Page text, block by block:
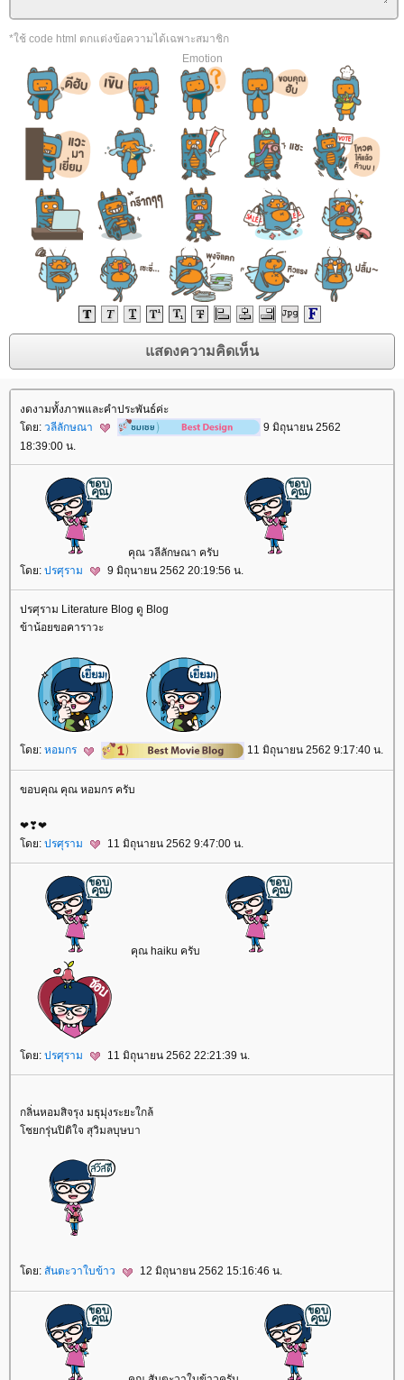
*ใช้ code html ตกแต่งข้อความได้เฉพาะสมาชิก
Emotion
งดงามทั้งภาพและคำประพันธ์ค่ะ
ดย: วลีลักษณา
9 มิถุนายน 2562
18:39:00 น.
คุณ วลีลักษณา ครับ
ดย: ปรศุราม 9 มิถุนายน 2562 20:19:56 น.
ปรศุราม Literature Blog ดู Blog
ข้าน้อยขอคาราวะ
ดย: หอมกร 11 มิถุนายน 2562 9:17:40 น.
ขอบคุณ คุณ หอมกร ครับ
❤❣❤
ดย: ปรศุราม 11 มิถุนายน 2562 9:47:00 น.
คุณ haiku ครับ
ดย: ปรศุราม 11 มิถุนายน 2562 22:21:39 น.
กลิ่นหอมสิจรุง มธุมุ่งระยะใกล้
ชยกรุ่นปิติใจ สุวิมลบุษบา
ดย: สันตะวาใบข้าว 12 มิถุนายน 2562 15:16:46 น.